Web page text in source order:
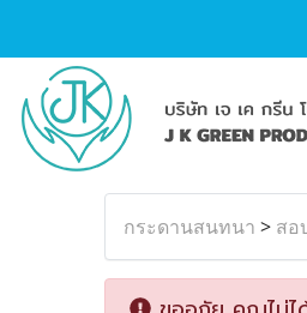
กระดานสนทนา > สอ